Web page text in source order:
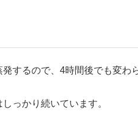
発するので、4時間後でも変わ
っかり続いています。